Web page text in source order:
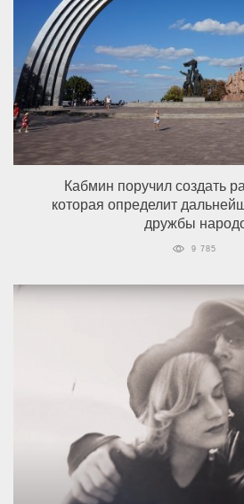
Кабмин поручил создать
которая определит
дружбы
9 785